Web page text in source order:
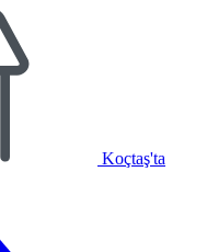
Koçtaş'ta